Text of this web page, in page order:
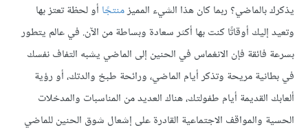
يذكرك بالماضي؟ ربما كان هذا الشيء المميزمنتجًا أو لحظة تعتز بها
وتعيد إليك أوقاتًا كنت بها أكثر سعادة وبساطة من الآن. في عالم يتطور
بسرعة فائقة فإن الانغماس في الحنين إلى الماضي يشبه التفاف نفسك
في بطانية مريحة وتذكر أيام الماضي، ورائحة طبخ والدتك، أو رؤية
ألعابك القديمة أيام طفولتك، هناك العديد من المناسبات والمدخلات
الحسية والمواقف الاجتماعية القادرة على إشعال شوق الحنين للماضي